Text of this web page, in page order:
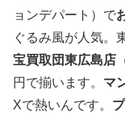
ョンデパート）で
ぐるみ風が人気。
宝買取団東広島店
円で揃います。 マ
Xで熱いんです。